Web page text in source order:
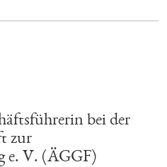
bei der
zur
e. V. (ÄGGF)